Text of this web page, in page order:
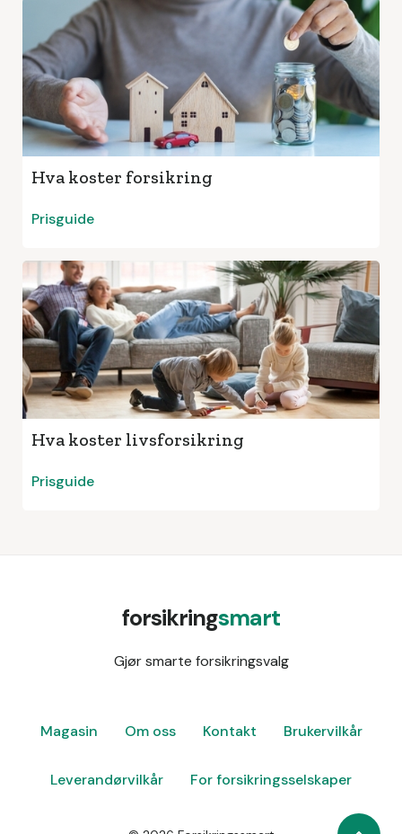
Hva koster forsikring
Prisguide
Hva koster livsforsikring
Prisguide
forsikringsmart
Gjør smarte forsikringsvalg
Magasin Om oss Kontakt Brukervilkår
Leverandørvilkår For forsikringsselskaper